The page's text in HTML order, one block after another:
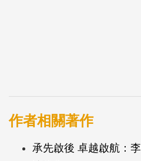
作者相關著作
承先啟後 卓越啟航：